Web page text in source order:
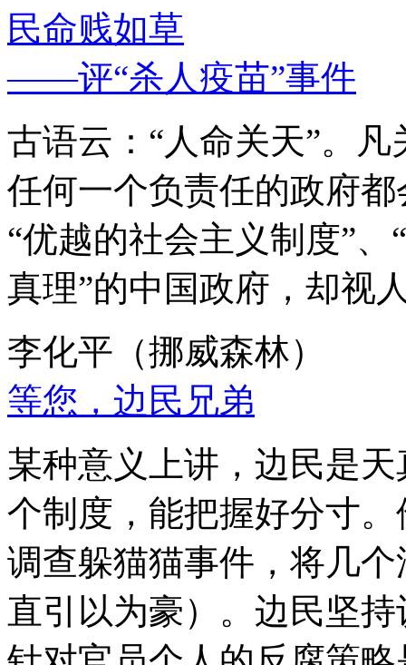
民命贱如草
——评“杀人疫苗”事件
古语云：“人命关天”。
任何一个负责任的政府
“优越的社会主义制度”
真理”的中国政府，却视
李化平（挪威森林）
等您，边民兄弟
某种意义上讲，边民是
个制度，能把握好分寸
调查躲猫猫事件，将几
直引以为豪）。边民坚